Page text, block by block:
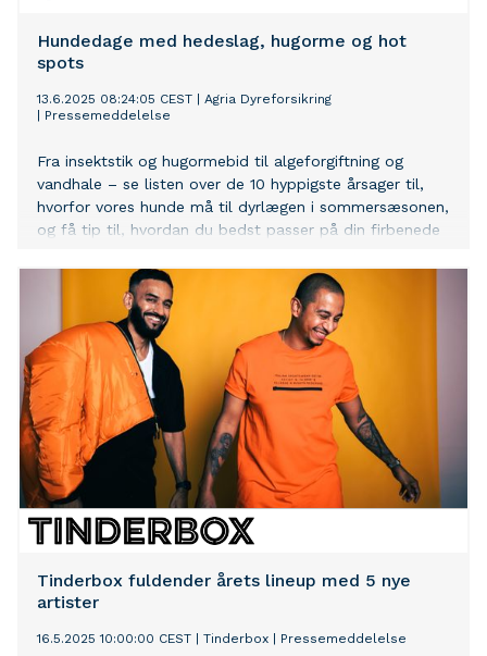
Hundedage med hedeslag, hugorme og hot
spots
13.6.2025 08:24:05 CEST
Agria Dyreforsikring
Pressemeddelelse
Fra insektstik og hugormebid til algeforgiftning og
vandhale – se listen over de 10 hyppigste årsager til,
hvorfor vores hunde må til dyrlægen i sommersæsonen,
og få tip til, hvordan du bedst passer på din firbenede
Tinderbox fuldender årets lineup med 5 nye
artister
16.5.2025 10:00:00 CEST Tinderbox Pressemeddelelse